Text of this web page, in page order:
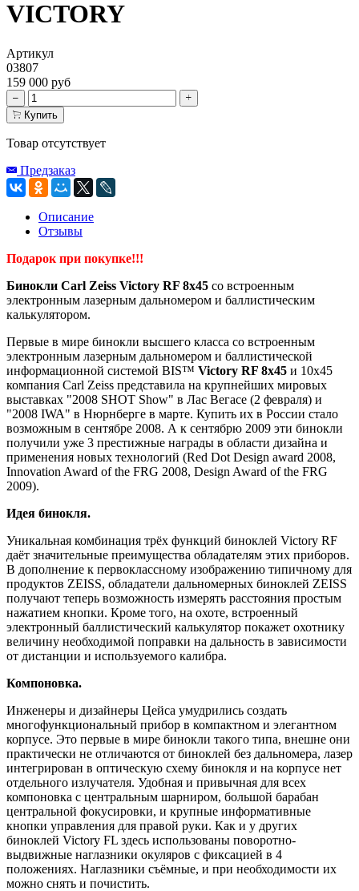
VICTORY
Артикул
03807
159 000 руб
Купить
Товар отсутствует
Предзаказ
Описание
Отзывы
Подарок при покупке!!!
Бинокли Carl Zeiss Victory RF 8x45 со встроенным
электронным лазерным дальномером и баллистическим
калькулятором.
Первые в мире бинокли высшего класса со встроенным
электронным лазерным дальномером и баллистической
информационной системой BIS™ Victory RF 8x45 и 10х45
компания Carl Zeiss представила на крупнейших мировых
выставках "2008 SHOT Show" в Лас Вегасе (2 февраля) и
"2008 IWA" в Нюрнберге в марте. Купить их в России стало
возможным в сентябре 2008. А к сентябрю 2009 эти бинокли
получили уже 3 престижные награды в области дизайна и
применения новых технологий (Red Dot Design award 2008,
Innovation Award of the FRG 2008, Design Award of the FRG
2009).
Идея бинокля.
Уникальная комбинация трёх функций биноклей Victory RF
даёт значительные преимущества обладателям этих приборов.
В дополнение к первоклассному изображению типичному для
продуктов ZEISS, обладатели дальномерных биноклей ZEISS
получают теперь возможность измерять расстояния простым
нажатием кнопки. Кроме того, на охоте, встроенный
электронный баллистический калькулятор покажет охотнику
величину необходимой поправки на дальность в зависимости
от дистанции и используемого калибра.
Компоновка.
Инженеры и дизайнеры Цейса умудрились создать
многофункциональный прибор в компактном и элегантном
корпусе. Это первые в мире бинокли такого типа, внешне они
практически не отличаются от биноклей без дальномера, лазер
интегрирован в оптическую схему бинокля и на корпусе нет
отдельного излучателя. Удобная и привычная для всех
компоновка с центральным шарниром, большой барабан
центральной фокусировки, и крупные информативные
кнопки управления для правой руки. Как и у других
биноклей Victory FL здесь использованы поворотно-
выдвижные наглазники окуляров с фиксацией в 4
положениях. Наглазники съёмные, и при необходимости их
можно снять и почистить.